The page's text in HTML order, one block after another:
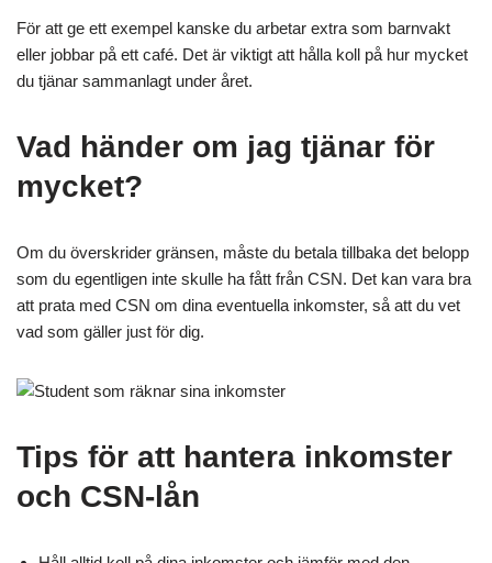
För att ge ett exempel kanske du arbetar extra som barnvakt
eller jobbar på ett café. Det är viktigt att hålla koll på hur mycket
du tjänar sammanlagt under året.
Vad händer om jag tjänar för
mycket?
Om du överskrider gränsen, måste du betala tillbaka det belopp
som du egentligen inte skulle ha fått från CSN. Det kan vara bra
att prata med CSN om dina eventuella inkomster, så att du vet
vad som gäller just för dig.
Tips för att hantera inkomster
och CSN-lån